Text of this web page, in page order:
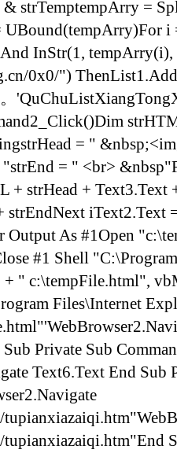
=
i
InStr(1,
0x0/")
= "
= " <br>
+ strHead +
strEndNext iText2.Text
As #1Open
#1 Shell
" c:\tempFile.html",
Files\Internet
Private Sub
Text6.Text End Sub